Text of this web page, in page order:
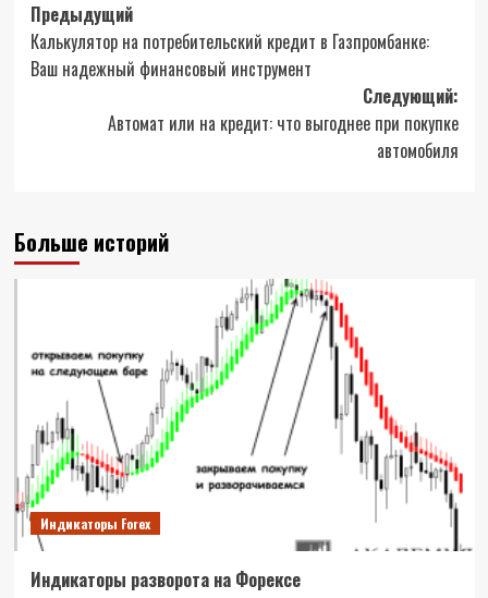
Навигация
записи
Предыдущий
Калькулятор на потребительский кредит в Газпромбанке:
Ваш надежный финансовый инструмент
Следующий:
Автомат или на кредит: что выгоднее при покупке
автомобиля
Больше историй
Индикаторы Forex
Индикаторы разворота на Форексе